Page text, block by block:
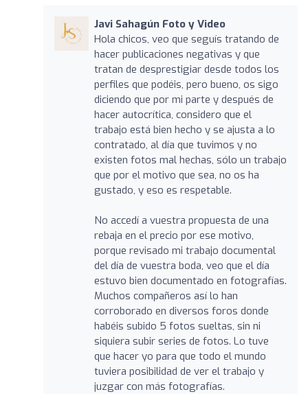
Javi Sahagún Foto y Video
Hola chicos, veo que seguís tratando de
hacer publicaciones negativas y que
tratan de desprestigiar desde todos los
perfiles que podéis, pero bueno, os sigo
diciendo que por mi parte y después de
hacer autocrítica, considero que el
trabajo está bien hecho y se ajusta a lo
contratado, al día que tuvimos y no
existen fotos mal hechas, sólo un trabajo
que por el motivo que sea, no os ha
gustado, y eso es respetable.
No accedí a vuestra propuesta de una
rebaja en el precio por ese motivo,
porque revisado mi trabajo documental
del día de vuestra boda, veo que el día
estuvo bien documentado en fotografías.
Muchos compañeros así lo han
corroborado en diversos foros donde
habéis subido 5 fotos sueltas, sin ni
siquiera subir series de fotos. Lo tuve
que hacer yo para que todo el mundo
tuviera posibilidad de ver el trabajo y
juzgar con más fotografías.